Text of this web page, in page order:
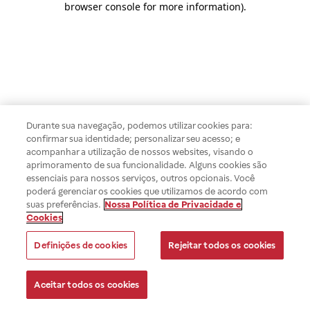
browser console for more information).
Durante sua navegação, podemos utilizar cookies para:
confirmar sua identidade; personalizar seu acesso; e
acompanhar a utilização de nossos websites, visando o
aprimoramento de sua funcionalidade. Alguns cookies são
essenciais para nossos serviços, outros opcionais. Você
poderá gerenciar os cookies que utilizamos de acordo com
suas preferências. Nossa Política de Privacidade e
Cookies
Definições de cookies Rejeitar todos os cookies
Aceitar todos os cookies